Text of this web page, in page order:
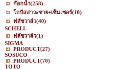
ก๊อกน้ำ(258)
โถปัสสาวะชาย+เซ็นเซอร์(10)
ฟลัชวาล์ว(40)
SCHELL
ฟลัชวาล์ว(1)
SIGMA
PRODUCT(27)
SOSUCO
PRODUCT(70)
TOTO